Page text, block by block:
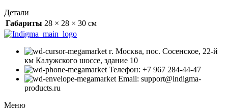
Детали
Габариты 28 × 28 × 30 см
г. Москва, пос. Сосенское, 22-й
км Калужского шоссе, здание 10
Телефон: +7 967 284-44-47
Email: support@indigma-
products.ru
Меню